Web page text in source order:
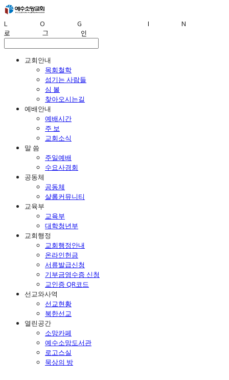
LOG IN
로그인
교회안내
목회철학
섬기는 사람들
심 볼
찾아오시는길
예배안내
예배시간
주 보
교회소식
말 씀
주일예배
수요사경회
공동체
공동체
샬롬커뮤니티
교육부
교육부
대학청년부
교회행정
교회행정안내
온라인헌금
서류발급신청
기부금영수증 신청
교인증 QR코드
선교와사역
선교현황
북한선교
열린공간
소망카페
예수소망도서관
로고스실
묵상의 방